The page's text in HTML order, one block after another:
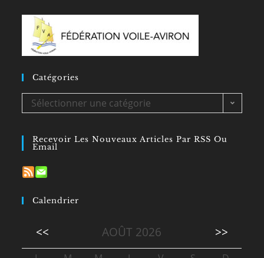
Catégories
Catégories
Sélectionner une catégorie
Recevoir Les Nouveaux Articles Par RSS Ou
Email
Calendrier
<< AOÛT 2026 >>